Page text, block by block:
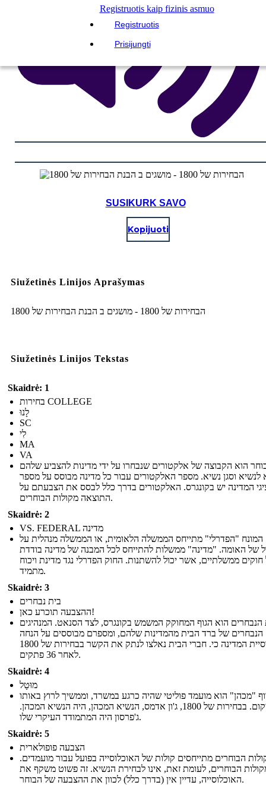
Registruotis kaip fizinis asmuo
Registruotis
Prisijungti
SUSIKURK SAVO
Kopijuoti
Siužetinės Linijos Aprašymas
הבחירות של 1800 - מושגים ב הבנת הבחירות של 1800
Siužetinės Linijos Tekstas
Skaidrė: 1
בחירות COLLEGE
לָנוּ
SC
לִי
MA
VA
הוא הקבוצה של אלקטורים שנבחרו על ידי מדינות להצביע שלהם
לנשיא וסגן נשיא. מספר האלקטורים עבור כל מדינה מבוסס על מספר
המדינה יש בקונגרס. האלקטורים בדרך כלל לבסס את הצבעתם על
התוצאה מקולות הבוחרים.
Skaidrė: 2
VS. FEDERAL מדינה
המונח "הפדרלי" מתייחס הממשלה הלאומית, או הממשלה מנהלית על
של האומה. "מדינה" ממשלות להתייחס לכל המבנה של מדינה בודדת
ממשלתיים, אשר יכול להשתנות. החוק הפדרלי נגד מדינת ויכוח
מתמיד.
Skaidrė: 3
בית נבחרים
ההצבעה תוכרע כאן!
הנבחרים הוא הגוף המחוקק המשמש בקונגרס, לצד הסנאט. המנהיגים
הנבחרים של ברד הבית מהמדינות שלהם, ומספרם מבוססים על הנחה
מאוכלוסיית המדינה כי. חברי הבית נאלצו לנתק את הקשר בבחירות של 1800
לאחר 36 פתקים.
Skaidrė: 4
מוּטָל
"מכהן" הוא מועמד פוליטי שהיה כרגע במשרד, וממשיך לרוץ באותו
המיקום. בבחירות של 1800, ג'ון אדמס, הנשיא המכהן, היה הנשיא המכהן.
ג'פרסון היה המתמודד העיקרי שלו.
Skaidrė: 5
הצבעה פופולארית
הבוחרים מתייחסים קולות של האוכלוסייה בפועל עבור מועמדים.
הבוחרים, לעומת זאת, אינו לבחירת הנשיא. זה פשוט משקף את
האוכלוסייה, עדיין אין (בדרך כלל) לכוון את ההצבעה של הבוחר.